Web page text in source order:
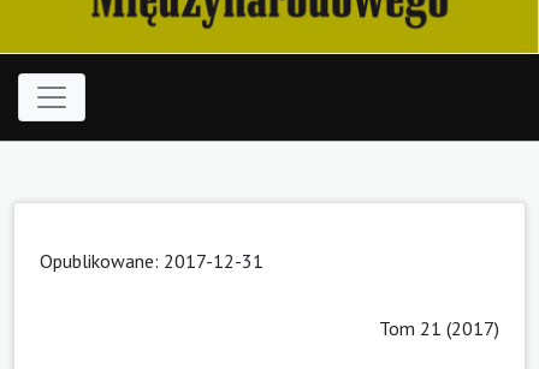
Opublikowane: 2017-12-31
Tom 21 (2017)